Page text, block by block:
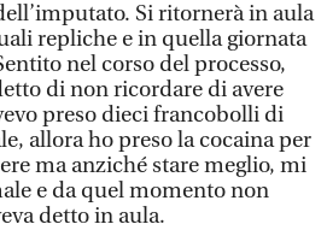
Si ritornerà in aula
repliche e in quella giornata
nel corso del processo,
di non ricordare di avere
preso dieci francobolli di
allora ho preso la cocaina per
ma anziché stare meglio, mi
e da quel momento non
detto in aula.